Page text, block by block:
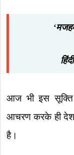
आज भी इस सूक्ति
आचरण करके ही देश-
है।